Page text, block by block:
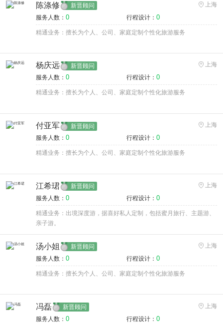
陈涤修 新晋顾问
上海
服务人数： 0 行程设计： 0
精通业务：擅长为个人、公司、家庭定制个性化旅游服务
杨庆远 新晋顾问
上海
服务人数： 0 行程设计： 0
精通业务：擅长为个人、公司、家庭定制个性化旅游服务
付亚军 新晋顾问
上海
服务人数： 0 行程设计： 0
精通业务：擅长为个人、公司、家庭定制个性化旅游服务
江希珺 新晋顾问
上海
服务人数： 0 行程设计： 0
精通业务：出境深度游，据喜好私人定制，包括蜜月旅行、主题游、
亲子游。
汤小姐 新晋顾问
上海
服务人数： 0 行程设计： 0
精通业务：擅长为个人、公司、家庭定制个性化旅游服务
冯磊 新晋顾问
上海
服务人数： 0 行程设计： 0